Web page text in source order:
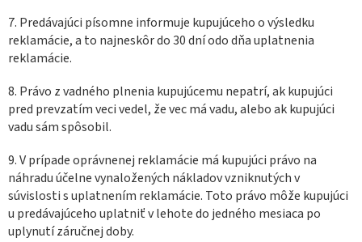
7. Predávajúci písomne informuje kupujúceho o výsledku
reklamácie, a to najneskôr do 30 dní odo dňa uplatnenia
reklamácie.
8. Právo z vadného plnenia kupujúcemu nepatrí, ak kupujúci
pred prevzatím veci vedel, že vec má vadu, alebo ak kupujúci
vadu sám spôsobil.
9. V prípade oprávnenej reklamácie má kupujúci právo na
náhradu účelne vynaložených nákladov vzniknutých v
súvislosti s uplatnením reklamácie. Toto právo môže kupujúci
u predávajúceho uplatniť v lehote do jedného mesiaca po
uplynutí záručnej doby.